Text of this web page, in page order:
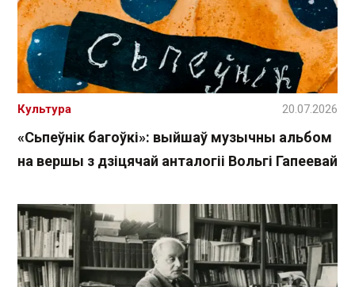
«Сьпеўнік багоўкі»: выйшаў музычны альбом
на вершы з дзіцячай анталогіі Вольгі Гапеевай
Культура 20.07.2026